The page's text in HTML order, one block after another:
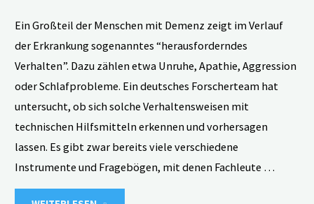
Ein Großteil der Menschen mit Demenz zeigt im Verlauf
der Erkrankung sogenanntes “herausforderndes
Verhalten”. Dazu zählen etwa Unruhe, Apathie, Aggression
oder Schlafprobleme. Ein deutsches Forscherteam hat
untersucht, ob sich solche Verhaltensweisen mit
technischen Hilfsmitteln erkennen und vorhersagen
lassen. Es gibt zwar bereits viele verschiedene
Instrumente und Fragebögen, mit denen Fachleute …